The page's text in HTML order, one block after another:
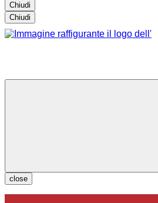
Chiudi
Chiudi
close